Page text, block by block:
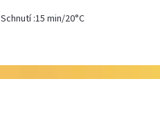
Schnutí :15 min/20°C